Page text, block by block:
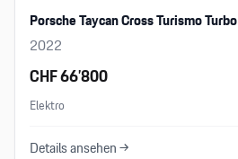
Porsche Taycan Cross Turismo Turbo
2022
CHF 66’800
Elektro
Details ansehen →